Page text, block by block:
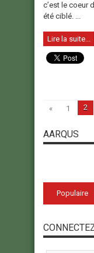
c’est le coeur
été ciblé. ...
Lire la suite...
« 1 2
AARQUS
Populaire